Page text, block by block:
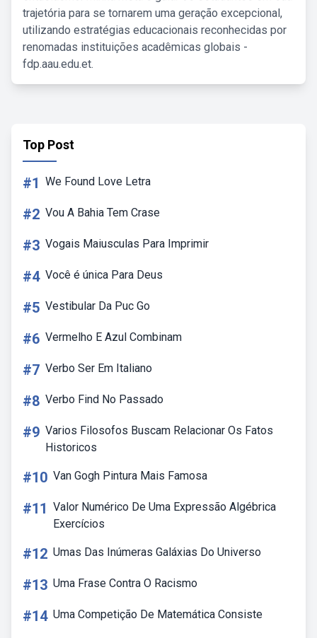
trajetória para se tornarem uma geração excepcional,
utilizando estratégias educacionais reconhecidas por
renomadas instituições acadêmicas globais -
fdp.aau.edu.et.
Top Post
#1 We Found Love Letra
#2 Vou A Bahia Tem Crase
#3 Vogais Maiusculas Para Imprimir
#4 Você é única Para Deus
#5 Vestibular Da Puc Go
#6 Vermelho E Azul Combinam
#7 Verbo Ser Em Italiano
#8 Verbo Find No Passado
#9 Varios Filosofos Buscam Relacionar Os Fatos
Historicos
#10 Van Gogh Pintura Mais Famosa
#11 Valor Numérico De Uma Expressão Algébrica
Exercícios
#12 Umas Das Inúmeras Galáxias Do Universo
#13 Uma Frase Contra O Racismo
#14 Uma Competição De Matemática Consiste